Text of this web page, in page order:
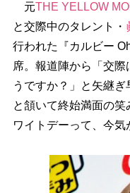
元THE YELLOW
と交際中のタレント・
行われた『カルビー
席。報道陣から「交
うですか？」と矢継
と頷いて終始満面の
ワイトデーって、今気